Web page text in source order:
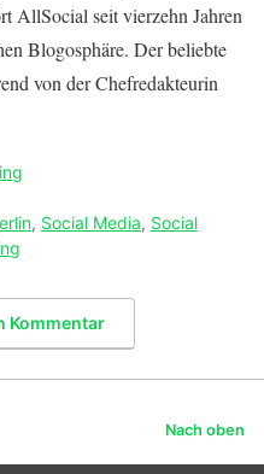
AllSocial seit vierzehn Jahren
Blogosphäre. Der beliebte
von der Chefredakteurin
, Social Media, Social
Kommentar
Nach oben